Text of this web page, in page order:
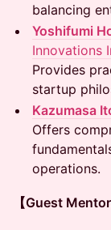
balancing
Yoshifumi
Innovations
Provides
startup
Kazumasa
Offers
operations.
【Guest